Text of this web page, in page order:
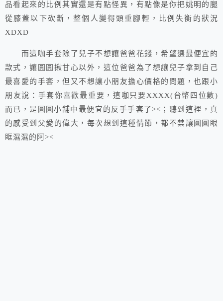
品看起來的比例其實還是有點怪異，有點像是你把姚明的腿
從膝蓋以下砍斷，整個人變得頭重腳輕，比例失衡的狀況
XDXD
而這咖手套除了兒子不想讓爸爸花錢，希望選最便宜的
款式，讓圓圓揪甘心以外，這位爸爸為了想讓兒子拿到自己
最喜愛的手套，但又不想讓小朋友擔心價格的問題，也跟小
朋友說：手套你喜歡最重要，這咖只要XXXX(台幣四位數)
而已，是圓圓小舖中最便宜的反手手套了><；聽到這裡，真
的感受到父愛的偉大，每次想到這種情節，都不禁讓圓圓眼
眶濕濕的阿><